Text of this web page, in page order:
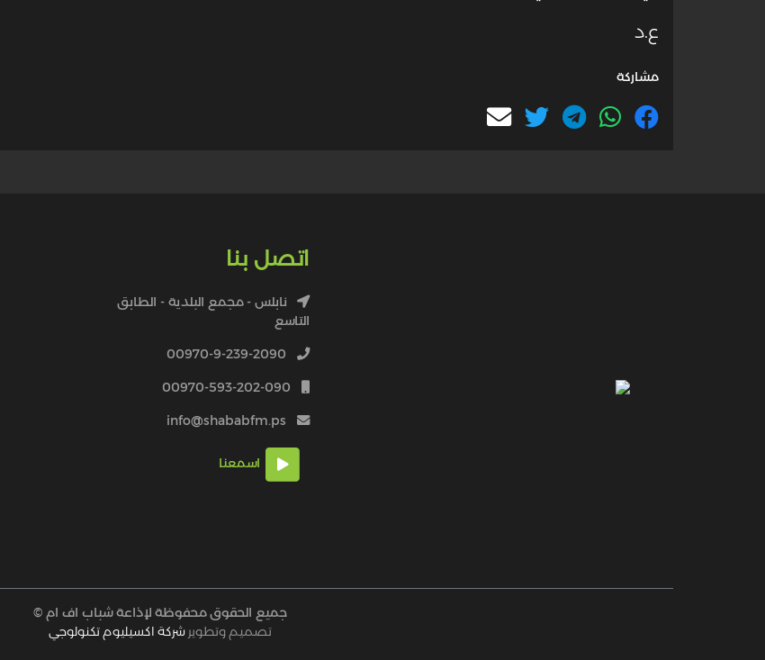
ع.د
مشاركة
اتصل بنا
نابلس - مجمع البلدية - الطابق
التاسع
00970-9-239-2090
00970-593-202-090
info@shababfm.ps
اسمعنا
جميع الحقوق محفوظة لإذاعة شباب اف ام ©
تصميم وتطوير شركة اكسيليوم تكنولوجي